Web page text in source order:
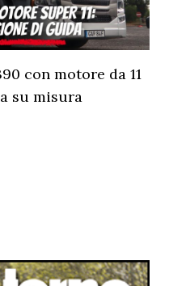
con motore da 11
su misura